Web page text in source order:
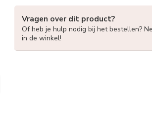
Vragen over dit product?
Of heb je hulp nodig bij het bestellen?
in de winkel!